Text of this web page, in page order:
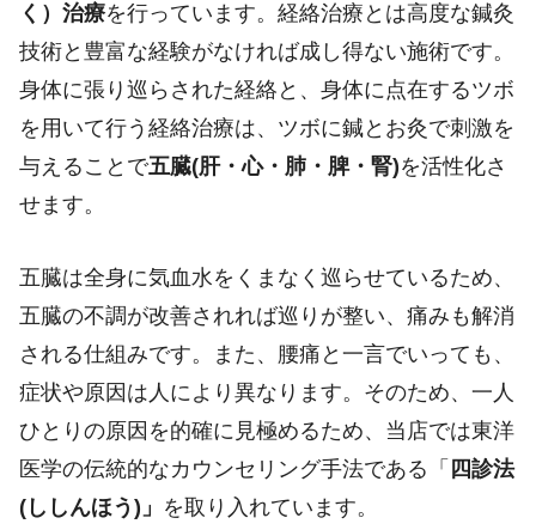
く）治療を行っています。経絡治療とは高度な鍼灸
技術と豊富な経験がなければ成し得ない施術です。
身体に張り巡らされた経絡と、身体に点在するツボ
を用いて行う経絡治療は、ツボに鍼とお灸で刺激を
与えることで五臓(肝・心・肺・脾・腎)を活性化さ
せます。
五臓は全身に気血水をくまなく巡らせているため、
五臓の不調が改善されれば巡りが整い、痛みも解消
される仕組みです。また、腰痛と一言でいっても、
症状や原因は人により異なります。そのため、一人
ひとりの原因を的確に見極めるため、当店では東洋
医学の伝統的なカウンセリング手法である「 四診法
( ししんほう ) 」 を取り入れています。